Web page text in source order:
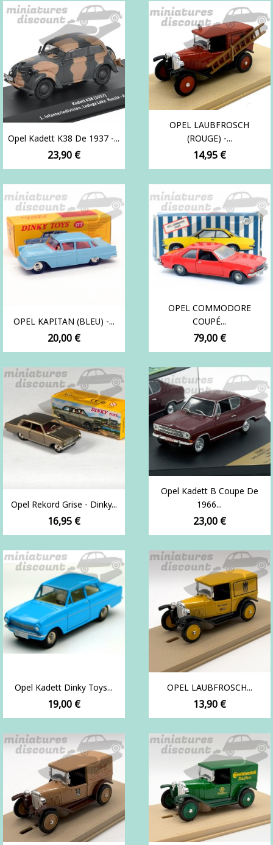
Opel Kadett K38 De 1937 -...
Prix
23,90 €
OPEL LAUBFROSCH
(ROUGE) -...
Prix
14,95 €
OPEL KAPITAN (BLEU) -...
Prix
20,00 €
OPEL COMMODORE
COUPÉ...
Prix
79,00 €
Opel Rekord Grise - Dinky...
Prix
16,95 €
Opel Kadett B Coupe De
1966...
Prix
23,00 €
Opel Kadett Dinky Toys...
Prix
19,00 €
OPEL LAUBFROSCH...
Prix
13,90 €